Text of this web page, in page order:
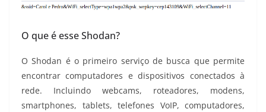
O que é esse Shodan?
O Shodan é o primeiro serviço de busca que permite
encontrar computadores e dispositivos conectados à
rede. Incluindo webcams, roteadores, modens,
smartphones, tablets, telefones VoIP, computadores,